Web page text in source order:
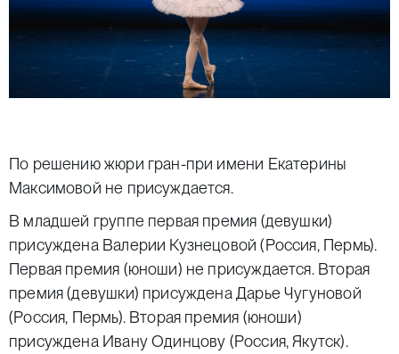
По решению жюри гран-при имени Екатерины
Максимовой не присуждается.
В младшей группе первая премия (девушки)
присуждена Валерии Кузнецовой (Россия, Пермь).
Первая премия (юноши) не присуждается. Вторая
премия (девушки) присуждена Дарье Чугуновой
(Россия, Пермь). Вторая премия (юноши)
присуждена Ивану Одинцову (Россия, Якутск).